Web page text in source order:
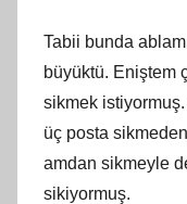
Tabii bunda
büyüktü. Eniştem
sikmek
üç posta
amdan sikmeyle
sikiyormuş.